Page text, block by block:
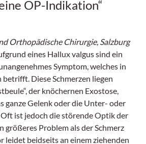
OP-Indikation“
Orthopädische Chirurgie, Salzburg
eines Hallux valgus sind ein
Symptom, welches in
Diese Schmerzen liegen
der knöchernen Exostose,
ganze Gelenk oder die Unter- oder
ist jedoch die störende Optik der
größeres Problem als der Schmerz
leidet beidseits an einem ziehenden